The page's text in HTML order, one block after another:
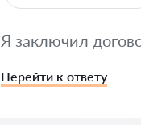
Я заключил
Перейти к ответу